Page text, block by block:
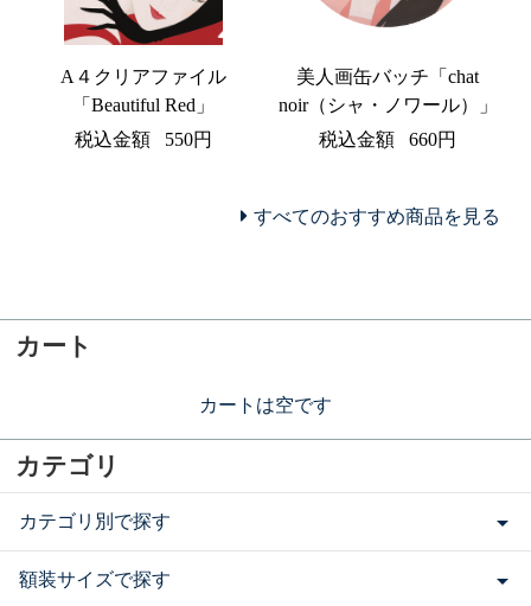
A４クリアファイル
「Beautiful Red」
税込金額
550円
美人画缶バッチ「chat
noir（シャ・ノワール）」
税込金額
660円
すべてのおすすめ商品を見る
カート
カートは空です
カテゴリ
カテゴリ別で探す
額装サイズで探す